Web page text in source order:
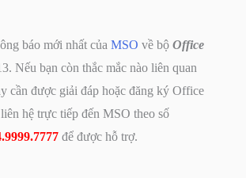
báo mới nhất của MSO về bộ Office
Nếu bạn còn thắc mắc nào liên quan
cần được giải đáp hoặc đăng ký Office
hệ trực tiếp đến MSO theo số
để được hỗ trợ.